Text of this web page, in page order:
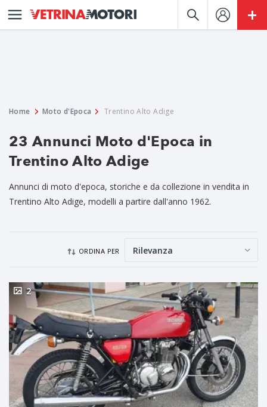
Home Moto d'Epoca Trentino Alto Adige
23 Annunci Moto d'Epoca in
Trentino Alto Adige
Annunci di moto d'epoca, storiche e da collezione in vendita in
Trentino Alto Adige, modelli a partire dall'anno 1962.
ORDINA PER
2